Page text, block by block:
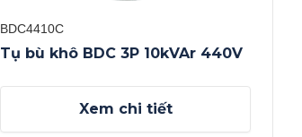
BDC4410C
Tụ bù khô BDC 3P 10kVAr 440V
Xem chi tiết